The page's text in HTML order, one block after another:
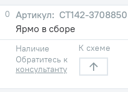
0
СТ142-3708850
Ярмо в сборе
Наличие
Обратитесь к
консультанту
К схеме